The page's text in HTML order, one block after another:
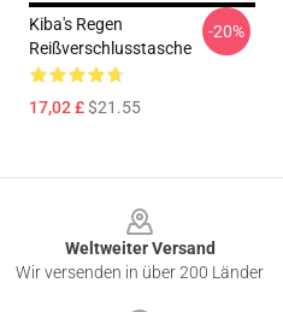
Kiba's Regen
Reißverschlusstasche
17,02 £$21.55
-20%
Weltweiter Versand
Wir versenden in über 200 Länder